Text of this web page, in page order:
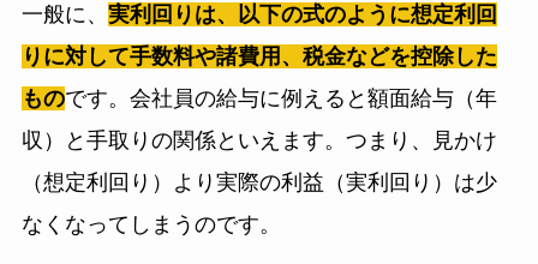
一般に、 実利回りは、以下の式のように想定利回
りに対して手数料や諸費用、税金などを控除した
ものです。会社員の給与に例えると額面給与（年
収）と手取りの関係といえます。つまり、見かけ
（想定利回り）より実際の利益（実利回り）は少
なくなってしまうのです。